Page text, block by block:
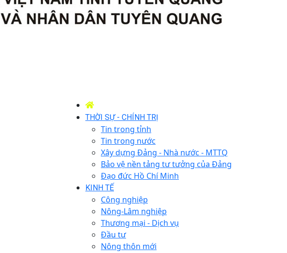
THỜI SỰ - CHÍNH TRỊ
Tin trong tỉnh
Tin trong nước
Xây dựng Đảng - Nhà nước - MTTQ
Bảo vệ nền tảng tư tưởng của Đảng
Đạo đức Hồ Chí Minh
KINH TẾ
Công nghiệp
Nông-Lâm nghiệp
Thương mại - Dịch vụ
Đầu tư
Nông thôn mới